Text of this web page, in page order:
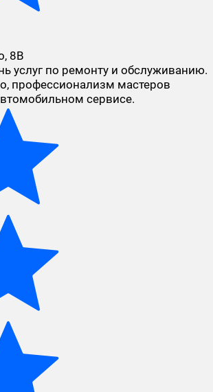
8В
услуг по ремонту и обслуживанию.
профессионализм мастеров
сервисе.